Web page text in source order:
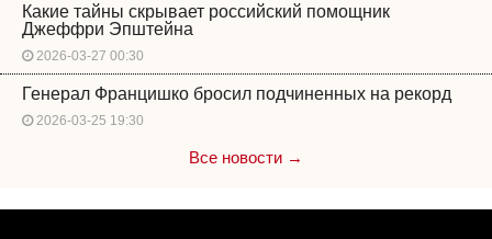
Какие тайны скрывает российский помощник
Джеффри Эпштейна
2026-03-27 00:30
Генерал Францишко бросил подчиненных на рекорд
2026-03-25 19:30
Все новости →